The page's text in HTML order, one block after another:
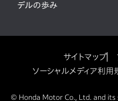
デルの歩み
サイトマップ
ソーシャルメディア利用
© Honda Motor Co., Ltd. and